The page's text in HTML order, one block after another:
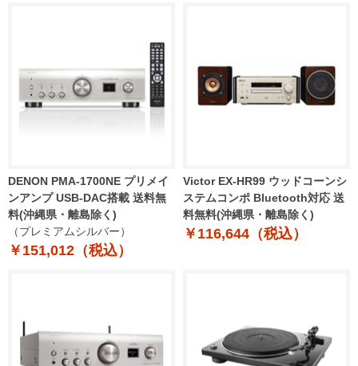
DENON PMA-1700NE プリメイ
ンアンプ USB-DAC搭載 送料無
料(沖縄県・離島除く)
（プレミアムシルバー）
￥151,012（税込）
Victor EX-HR99 ウッドコーンシ
ステムコンポ Bluetooth対応 送
料無料(沖縄県・離島除く)
￥116,644（税込）